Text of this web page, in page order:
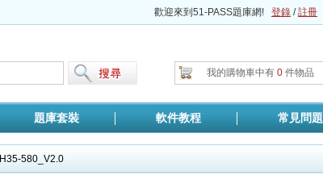
歡迎來到51-PASS題庫網! 登錄 /註冊
我的購物車中有 0件物品
題庫套裝 軟件教程 常見問題
H35-580_V2.0